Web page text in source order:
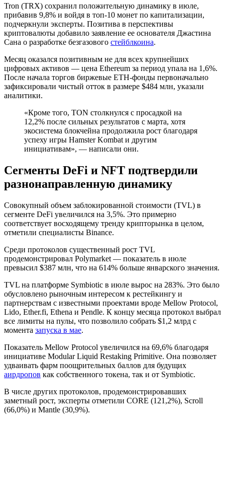
Tron (TRX) сохранил положительную динамику в июле,
прибавив 9,8% и войдя в топ-10 монет по капитализации,
подчеркнули эксперты. Позитива в перспективы
криптовалюты добавило заявление ее основателя Джастина
Сана о разработке безгазового стейблкоина.
Месяц оказался позитивным не для всех крупнейших
цифровых активов — цена Ethereum за период упала на 1,6%.
После начала торгов биржевые ETH-фонды первоначально
зафиксировали чистый отток в размере $484 млн, указали
аналитики.
«Кроме того, TON столкнулся с просадкой на
12,2% после сильных результатов с марта, хотя
экосистема блокчейна продолжила рост благодаря
успеху игры Hamster Kombat и другим
инициативам», — написали они.
Сегменты DeFi и NFT подтвердили
разнонаправленную динамику
Совокупный объем заблокированной стоимости (TVL) в
сегменте DeFi увеличился на 3,5%. Это примерно
соответствует восходящему тренду крипторынка в целом,
отметили специалисты Binance.
Среди протоколов существенный рост TVL
продемонстрировал Polymarket — показатель в июле
превысил $387 млн, что на 614% больше январского значения.
TVL на платформе Symbiotic в июле вырос на 283%. Это было
обусловлено рыночным интересом к рестейкингу и
партнерствам с известными проектами вроде Mellow Protocol,
Lido, Ether.fi, Ethena и Pendle. К концу месяца протокол выбрал
все лимиты на пулы, что позволило собрать $1,2 млрд с
момента запуска в мае.
Показатель Mellow Protocol увеличился на 69,6% благодаря
инициативе Modular Liquid Restaking Primitive. Она позволяет
удваивать фарм поощрительных баллов для будущих
аирдропов как собственного токена, так и от Symbiotic.
В числе других протоколов, продемонстрировавших
заметный рост, эксперты отметили CORE (121,2%), Scroll
(66,0%) и Mantle (30,9%).